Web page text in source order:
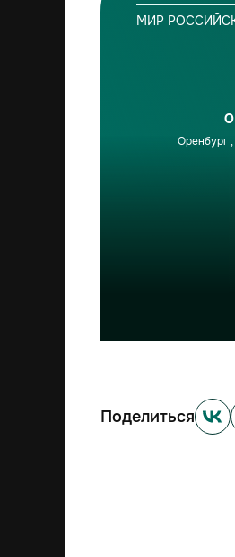
МИР
Оренбург
Поделиться